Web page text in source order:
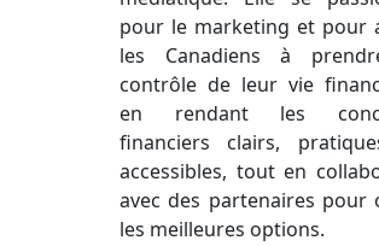
pour le marketing et pour
les Canadiens à
contrôle de leur vie
en rendant les
financiers clairs,
accessibles, tout en
avec des partenaires pour
les meilleures options.